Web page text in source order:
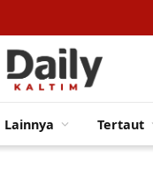
Lainnya Tertaut